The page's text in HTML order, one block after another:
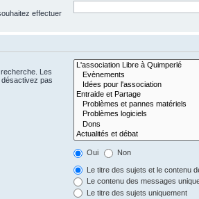
effectuer
Les
pas
Oui Non
Le titre des sujets et le contenu
Le contenu des messages
Le titre des sujets uniquement